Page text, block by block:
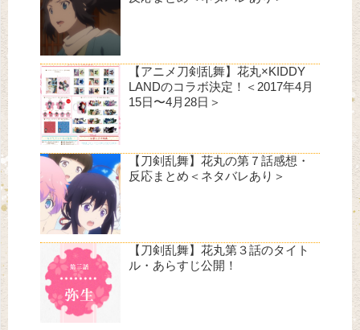
【アニメ刀剣乱舞】花丸×KIDDY
LANDのコラボ決定！＜2017年4月
15日〜4月28日＞
【刀剣乱舞】花丸の第７話感想・
反応まとめ＜ネタバレあり＞
【刀剣乱舞】花丸第３話のタイト
ル・あらすじ公開！